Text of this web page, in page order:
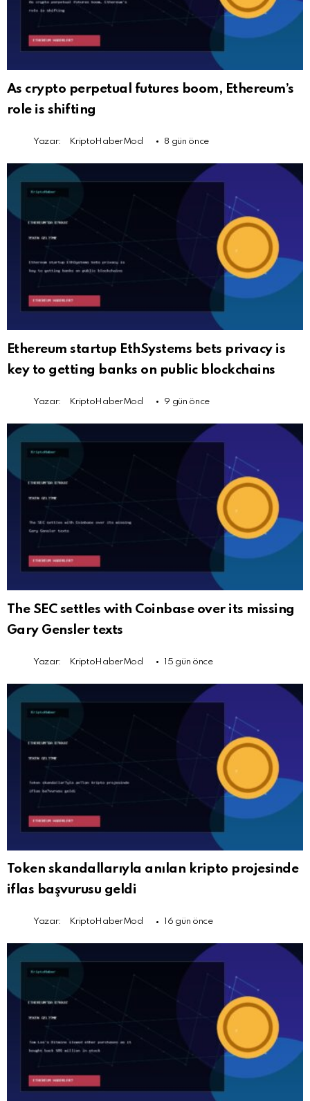
As crypto perpetual futures boom, Ethereum’s
role is shifting
Yazar: KriptoHaberMod 8 gün önce
Ethereum startup EthSystems bets privacy is
key to getting banks on public blockchains
Yazar: KriptoHaberMod 9 gün önce
The SEC settles with Coinbase over its missing
Gary Gensler texts
Yazar: KriptoHaberMod 15 gün önce
Token skandallarıyla anılan kripto projesinde
iflas başvurusu geldi
Yazar: KriptoHaberMod 16 gün önce